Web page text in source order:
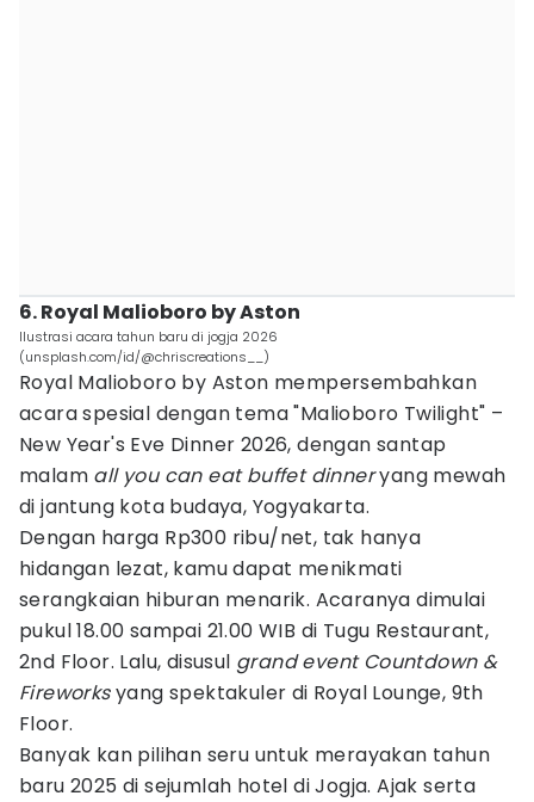
6. Royal Malioboro by Aston
Ilustrasi acara tahun baru di jogja 2026
(unsplash.com/id/@chriscreations__)
Royal Malioboro by Aston mempersembahkan
acara spesial dengan tema "Malioboro Twilight" –
New Year's Eve Dinner 2026, dengan santap
malam all you can eat buffet dinneryang mewah
di jantung kota budaya, Yogyakarta.
Dengan harga Rp300 ribu/net, tak hanya
hidangan lezat, kamu dapat menikmati
serangkaian hiburan menarik. Acaranya dimulai
pukul 18.00 sampai 21.00 WIB di Tugu Restaurant,
2nd Floor. Lalu, disusul grand event Countdown &
Fireworksyang spektakuler di Royal Lounge, 9th
Floor.
Banyak kan pilihan seru untuk merayakan tahun
baru 2025 di sejumlah hotel di Jogja. Ajak serta